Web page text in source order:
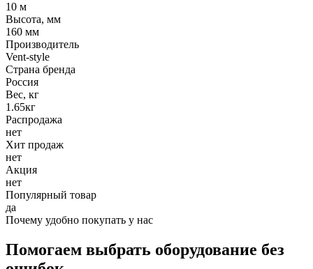
10 м
Высота, мм
160 мм
Производитель
Vent-style
Страна бренда
Россия
Вес, кг
1.65кг
Распродажа
нет
Хит продаж
нет
Акция
нет
Популярный товар
да
Почему удобно покупать у нас
Помогаем выбрать оборудование без